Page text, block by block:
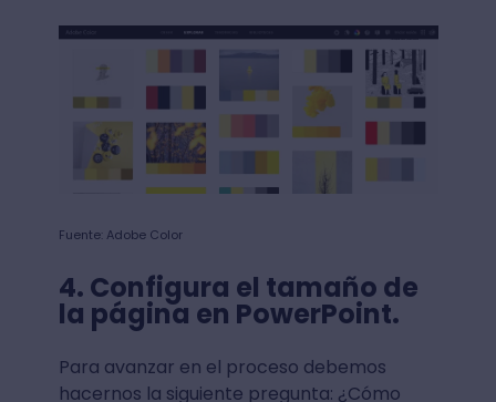
Fuente: Adobe Color
4. Configura el tamaño de
la página en PowerPoint.
Para avanzar en el proceso debemos
hacernos la siguiente pregunta: ¿Cómo